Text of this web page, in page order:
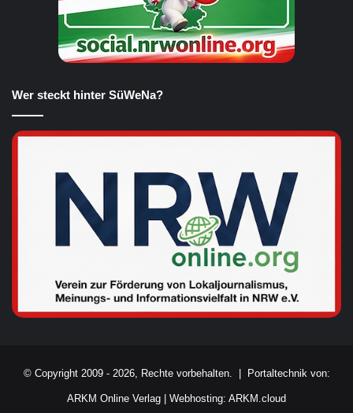
Wer steckt hinter SüWeNa?
© Copyright 2009 - 2026, Rechte vorbehalten. | Portaltechnik von:
ARKM Online Verlag | Webhosting: ARKM.cloud